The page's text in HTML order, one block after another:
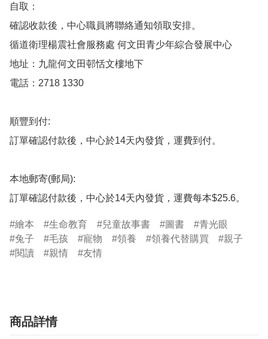
自取：
確認收款後，中心職員將聯絡通知領取安排。
循道衛理楊震社會服務處 何文田青少年綜合發展中心
地址：九龍何文田邨恬文樓地下
電話：2718 1330
順豐到付:
訂單確認付款後，中心於14天內發貨，運費到付。
本地郵寄(郵局):
繪本 生命教育 兒童故事書 圖書
青光眼
兔子
毛孩 寵物 領養 領養代替購買
親子
閱讀
親情 友情
商品詳情